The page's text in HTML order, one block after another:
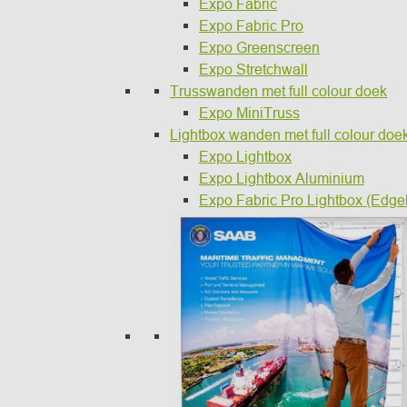
Expo Fabric
Expo Fabric Pro
Expo Greenscreen
Expo Stretchwall
Trusswanden met full colour doek
Expo MiniTruss
Lightbox wanden met full colour
Expo Lightbox
Expo Lightbox Aluminium
Expo Fabric Pro Lightbox